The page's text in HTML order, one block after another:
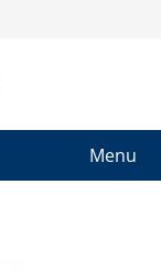
Menu